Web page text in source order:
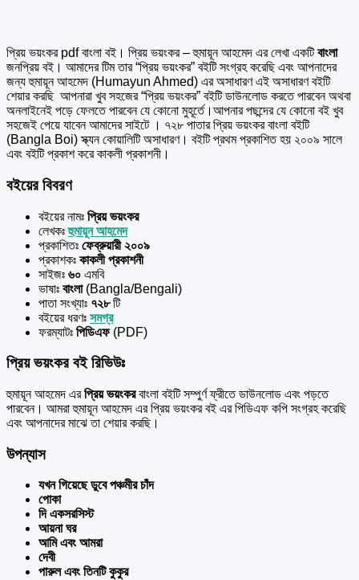
প্রিয় ভয়ংকর pdf বাংলা বই। প্রিয় ভয়ংকর – হুমায়ূন আহমেদ এর লেখা একটিবাংলা
জনপ্রিয় বই। আমাদের টিম তার “প্রিয় ভয়ংকর” বইটি সংগ্রহ করেছি এবং আপনাদের
জন্য হুমায়ূন আহমেদ (Humayun Ahmed) এর অসাধারণ এই অসাধারণ বইটি
শেয়ার করছি আপনারা খুব সহজের “প্রিয় ভয়ংকর” বইটি ডাউনলোড করতে পারবেন অথবা
অনলাইনেই পড়ে ফেলতে পারবেন যে কোনো মুহূর্তে।আপনার পছন্দের যে কোনো বই খুব
সহজেই পেয়ে যাবেন আমাদের সাইটে । ৭২৮ পাতার প্রিয় ভয়ংকর বাংলা বইটি
(Bangla Boi) স্ক্যন কোয়ালিটি অসাধারণ। বইটি প্রথম প্রকাশিত হয় ২০০৯ সালে
এবং বইটি প্রকাশ করে কাকলী প্রকাশনী।
বইয়ের বিবরণ
বইয়ের নামঃ প্রিয় ভয়ংকর
লেখকঃহুমায়ূন আহমেদ
প্রকাশিতঃ ফেব্রুয়ারী ২০০৯
প্রকাশকঃ কাকলী প্রকাশনী
সাইজঃ ৬০ এমবি
ভাষাঃ বাংলা (Bangla/Bengali)
পাতা সংখ্যাঃ ৭২৮টি
বইয়ের ধরণঃ সমগ্র
ফরম্যাটঃ পিডিএফ (PDF)
প্রিয় ভয়ংকর বই রিভিউঃ
হুমায়ূন আহমেদ এরপ্রিয় ভয়ংকরবাংলা বইটি সম্পুর্ণ ফ্রীতে ডাউনলোড এবং পড়তে
পারবেন। আমরা হুমায়ূন আহমেদ এর প্রিয় ভয়ংকর বই এর পিডিএফ কপি সংগ্রহ করেছি
এবং আপনাদের মাঝে তা শেয়ার করছি।
উপন্যাস
যখন গিয়েছে ডুবে পঞ্চমীর চাঁদ
পোকা
দি একসরসিস্ট
আয়না ঘর
আমি এবং আমরা
দেবী
পারুল এবং তিনটি কুকুর